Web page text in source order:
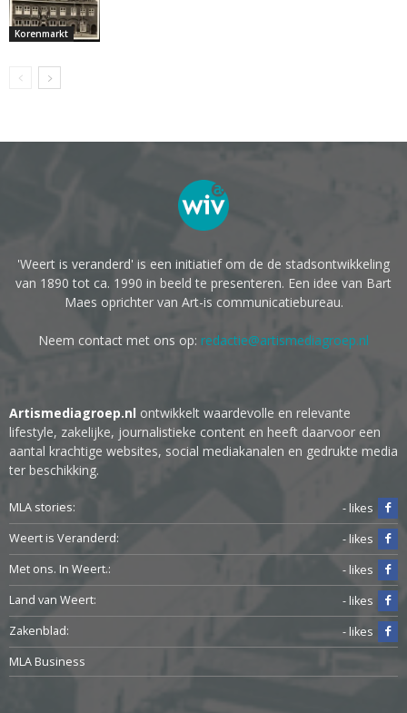
Korenmarkt
'Weert is veranderd' is een initiatief om de de stadsontwikkeling
van 1890 tot ca. 1990 in beeld te presenteren. Een idee van Bart
Maes oprichter van Art-is communicatiebureau.
Neem contact met ons op: redactie@artismediagroep.nl
Artismediagroep.nl ontwikkelt waardevolle en relevante
lifestyle, zakelijke, journalistieke content en heeft daarvoor een
aantal krachtige websites, social mediakanalen en gedrukte media
ter beschikking.
MLA stories:
- likes
Weert is Veranderd:
- likes
Met ons. In Weert.:
- likes
Land van Weert:
- likes
Zakenblad:
- likes
MLA Business